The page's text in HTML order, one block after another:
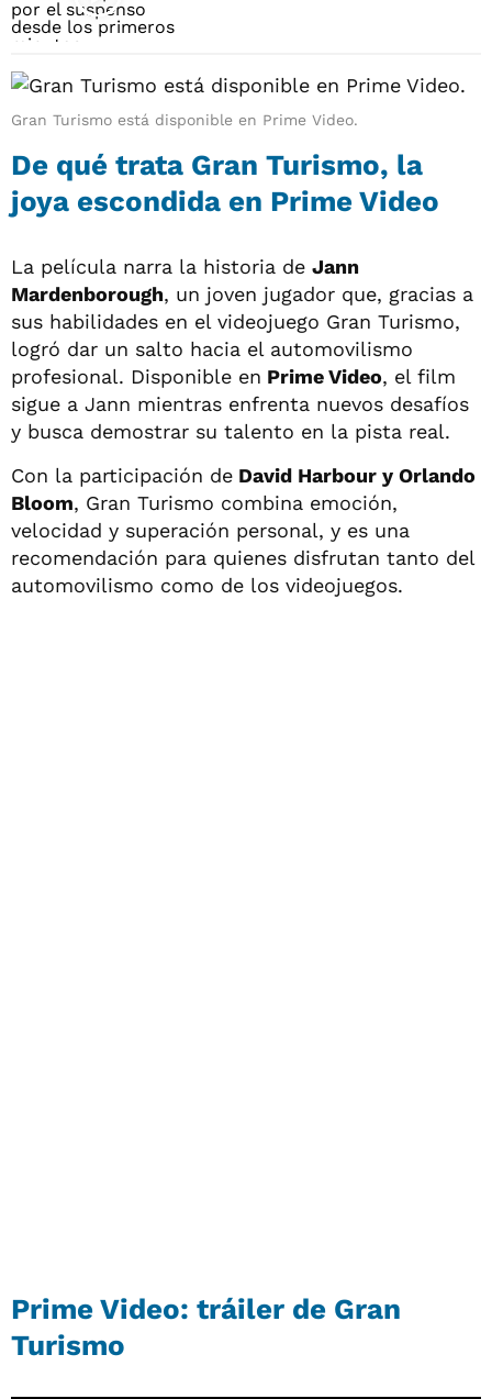
Gran Turismo está disponible en Prime Video.
De qué trata Gran Turismo, la
joya escondida en Prime Video
La película narra la historia de Jann
Mardenborough, un joven jugador que, gracias a
sus habilidades en el videojuego Gran Turismo,
logró dar un salto hacia el automovilismo
profesional. Disponible en Prime Video, el film
sigue a Jann mientras enfrenta nuevos desafíos
y busca demostrar su talento en la pista real.
Con la participación de David Harbour y Orlando
Bloom, Gran Turismo combina emoción,
velocidad y superación personal, y es una
recomendación para quienes disfrutan tanto del
automovilismo como de los videojuegos.
Prime Video: tráiler de Gran
Turismo